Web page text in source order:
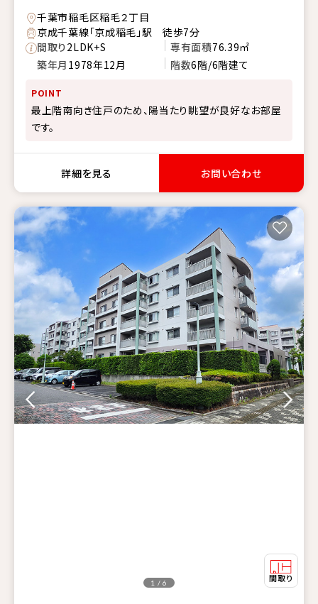
千葉市稲毛区稲毛２丁目
京成千葉線「京成稲毛」駅 徒歩7分
間取り2LDK+S 専有面積76.39㎡
築年月 1978年12月 階数6階/6階建て
POINT
最上階南向き住戸のため、陽当たり眺望が良好なお部屋
です。
詳細を見る お問い合わせ
1 / 6